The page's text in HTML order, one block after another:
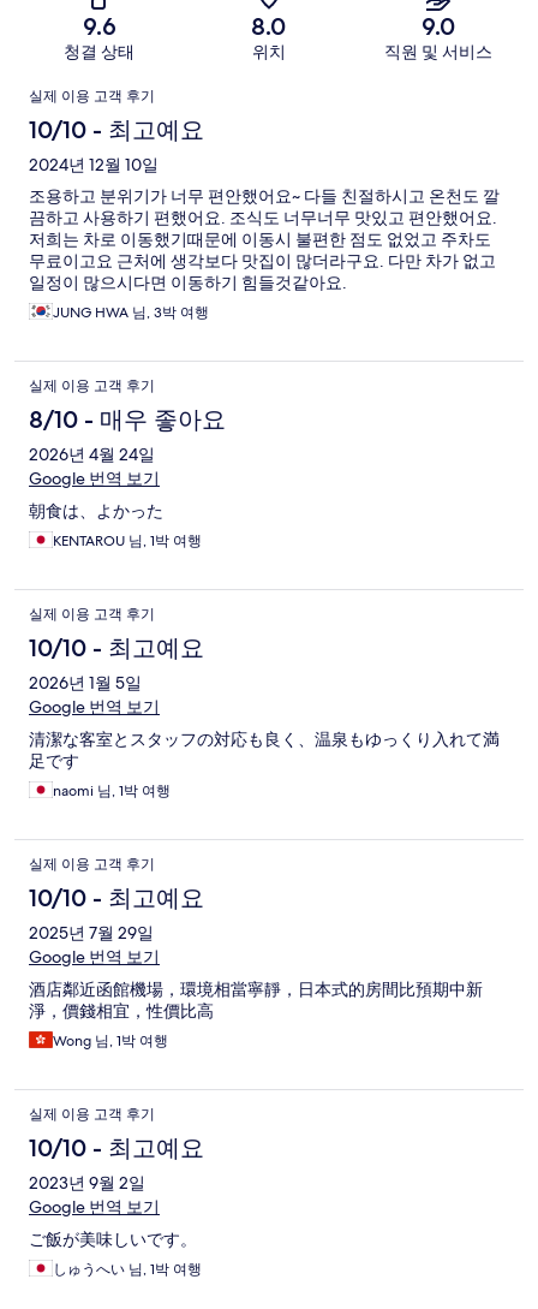
9.6
청결 상태
8.0
위치
9.0
직원 및 서비스
이
용
후
기
실제 이용 고객 후기
10/10 - 최고예요
2024년 12월 10일
조용하고 분위기가 너무 편안했어요~ 다들 친절하시고 온천도 깔
끔하고 사용하기 편했어요. 조식도 너무너무 맛있고 편안했어요.
저희는 차로 이동했기때문에 이동시 불편한 점도 없었고 주차도
무료이고요 근처에 생각보다 맛집이 많더라구요. 다만 차가 없고
일정이 많으시다면 이동하기 힘들것같아요.
JUNG HWA 님, 3박 여행
실제 이용 고객 후기
8/10 - 매우 좋아요
2026년 4월 24일
Google 번역 보기
朝食は、よかった
KENTAROU 님, 1박 여행
실제 이용 고객 후기
10/10 - 최고예요
2026년 1월 5일
Google 번역 보기
清潔な客室とスタッフの対応も良く、温泉もゆっくり入れて満
足です
naomi 님, 1박 여행
실제 이용 고객 후기
10/10 - 최고예요
2025년 7월 29일
Google 번역 보기
酒店鄰近函館機場，環境相當寧靜，日本式的房間比預期中新
淨，價錢相宜，性價比高
Wong 님, 1박 여행
실제 이용 고객 후기
10/10 - 최고예요
2023년 9월 2일
Google 번역 보기
ご飯が美味しいです。
しゅうへい 님, 1박 여행